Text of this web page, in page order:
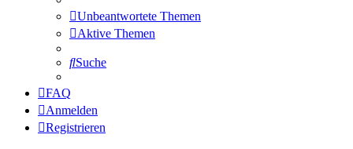
Unbeantwortete Themen
Aktive Themen
Suche
FAQ
Anmelden
Registrieren